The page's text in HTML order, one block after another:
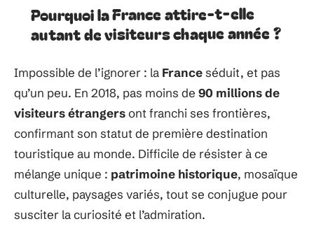
Pourquoi la France attire-t-elle
autant de visiteurs chaque année ?
Impossible de l’ignorer : la Franceséduit, et pas
qu’un peu. En 2018, pas moins de 90 millions de
visiteurs étrangersont franchi ses frontières,
confirmant son statut de première destination
touristique au monde. Difficile de résister à ce
mélange unique : patrimoine historique, mosaïque
culturelle, paysages variés, tout se conjugue pour
susciter la curiosité et l’admiration.